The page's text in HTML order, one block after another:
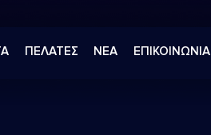
ΠΕΛΑΤΕΣ ΝΕΑ ΕΠΙΚΟΙΝΩΝΙΑ